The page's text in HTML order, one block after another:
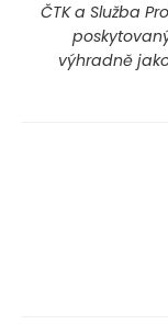
ČTK a Služba
výhradně